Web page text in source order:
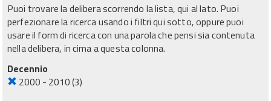
Puoi trovare la delibera scorrendo la lista, qui al lato. Puoi
perfezionare la ricerca usando i filtri qui sotto, oppure puoi
usare il form di ricerca con una parola che pensi sia contenuta
nella delibera, in cima a questa colonna.
Decennio
2000 - 2010(3)